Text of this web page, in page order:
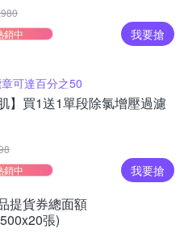
銷中
我要搶
可達百分之50
】買1送1單段除氯增壓過濾
銷中
我要搶
提貨券總面額
張)